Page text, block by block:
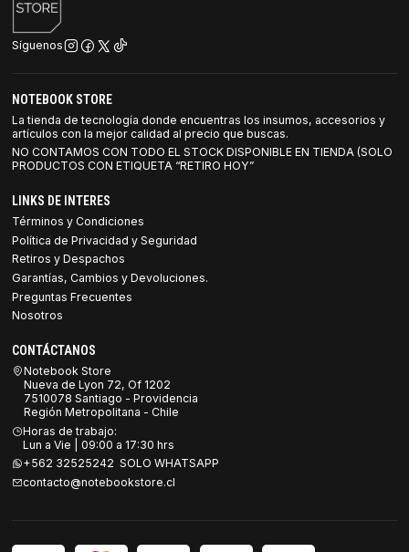
Síguenos
NOTEBOOK STORE
La tienda de tecnología donde encuentras los insumos, accesorios y
artículos con la mejor calidad al precio que buscas.
NO CONTAMOS CON TODO EL STOCK DISPONIBLE EN TIENDA (SOLO
PRODUCTOS CON ETIQUETA “RETIRO HOY”
LINKS DE INTERES
Términos y Condiciones
Política de Privacidad y Seguridad
Retiros y Despachos
Garantías, Cambios y Devoluciones.
Preguntas Frecuentes
Nosotros
CONTÁCTANOS
Notebook Store
Nueva de Lyon 72, Of 1202
7510078 Santiago - Providencia
Región Metropolitana - Chile
Horas de trabajo:
Lun a Vie | 09:00 a 17:30 hrs
+562 32525242 SOLO WHATSAPP
contacto@notebookstore.cl